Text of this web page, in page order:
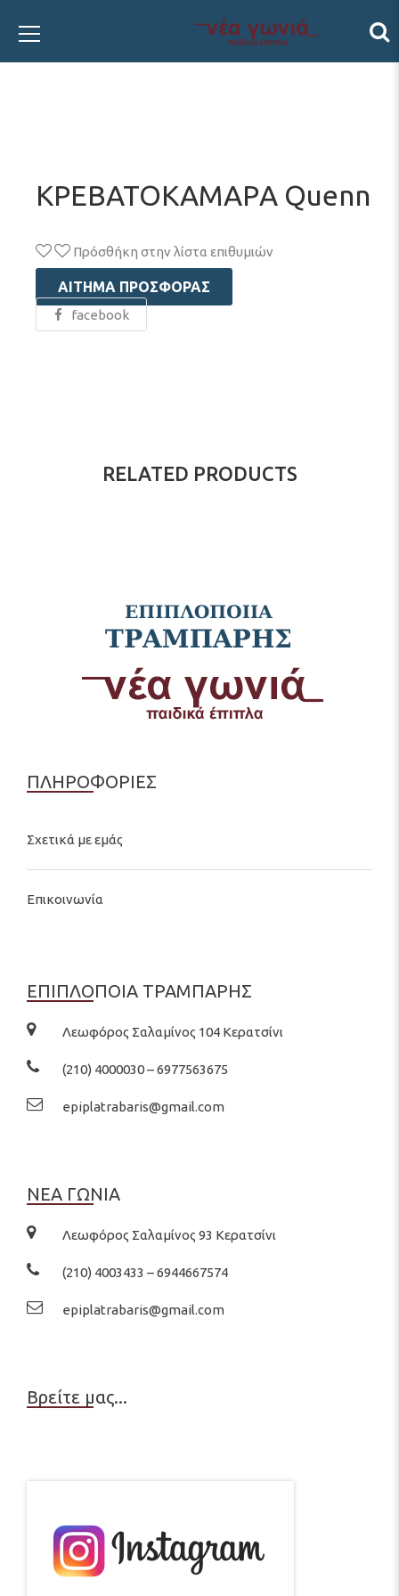
ΚΡΕΒΑΤΟΚΑΜΑΡA Quenn
Πρόσθήκη στην λίστα επιθυμιών
ΑΊΤΗΜΑ ΠΡΟΣΦΟΡΆΣ
facebook
RELATED PRODUCTS
ΠΛΗΡΟΦΟΡΙΕΣ
Σχετικά με εμάς
Επικοινωνία
ΕΠΙΠΛΟΠΟΙΑ ΤΡΑΜΠΑΡΗΣ
Λεωφόρος Σαλαμίνος 104 Κερατσίνι
(210) 4000030 – 6977563675
epiplatrabaris@gmail.com
ΝΕΑ ΓΩΝΙΑ
Λεωφόρος Σαλαμίνος 93 Κερατσίνι
(210) 4003433 – 6944667574
epiplatrabaris@gmail.com
Βρείτε μας...